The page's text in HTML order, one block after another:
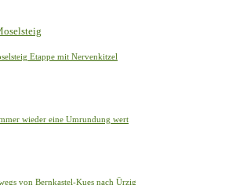
Etappe mit Nervenkitzel
wieder eine Umrundung wert
von Bernkastel-Kues nach Ürzig